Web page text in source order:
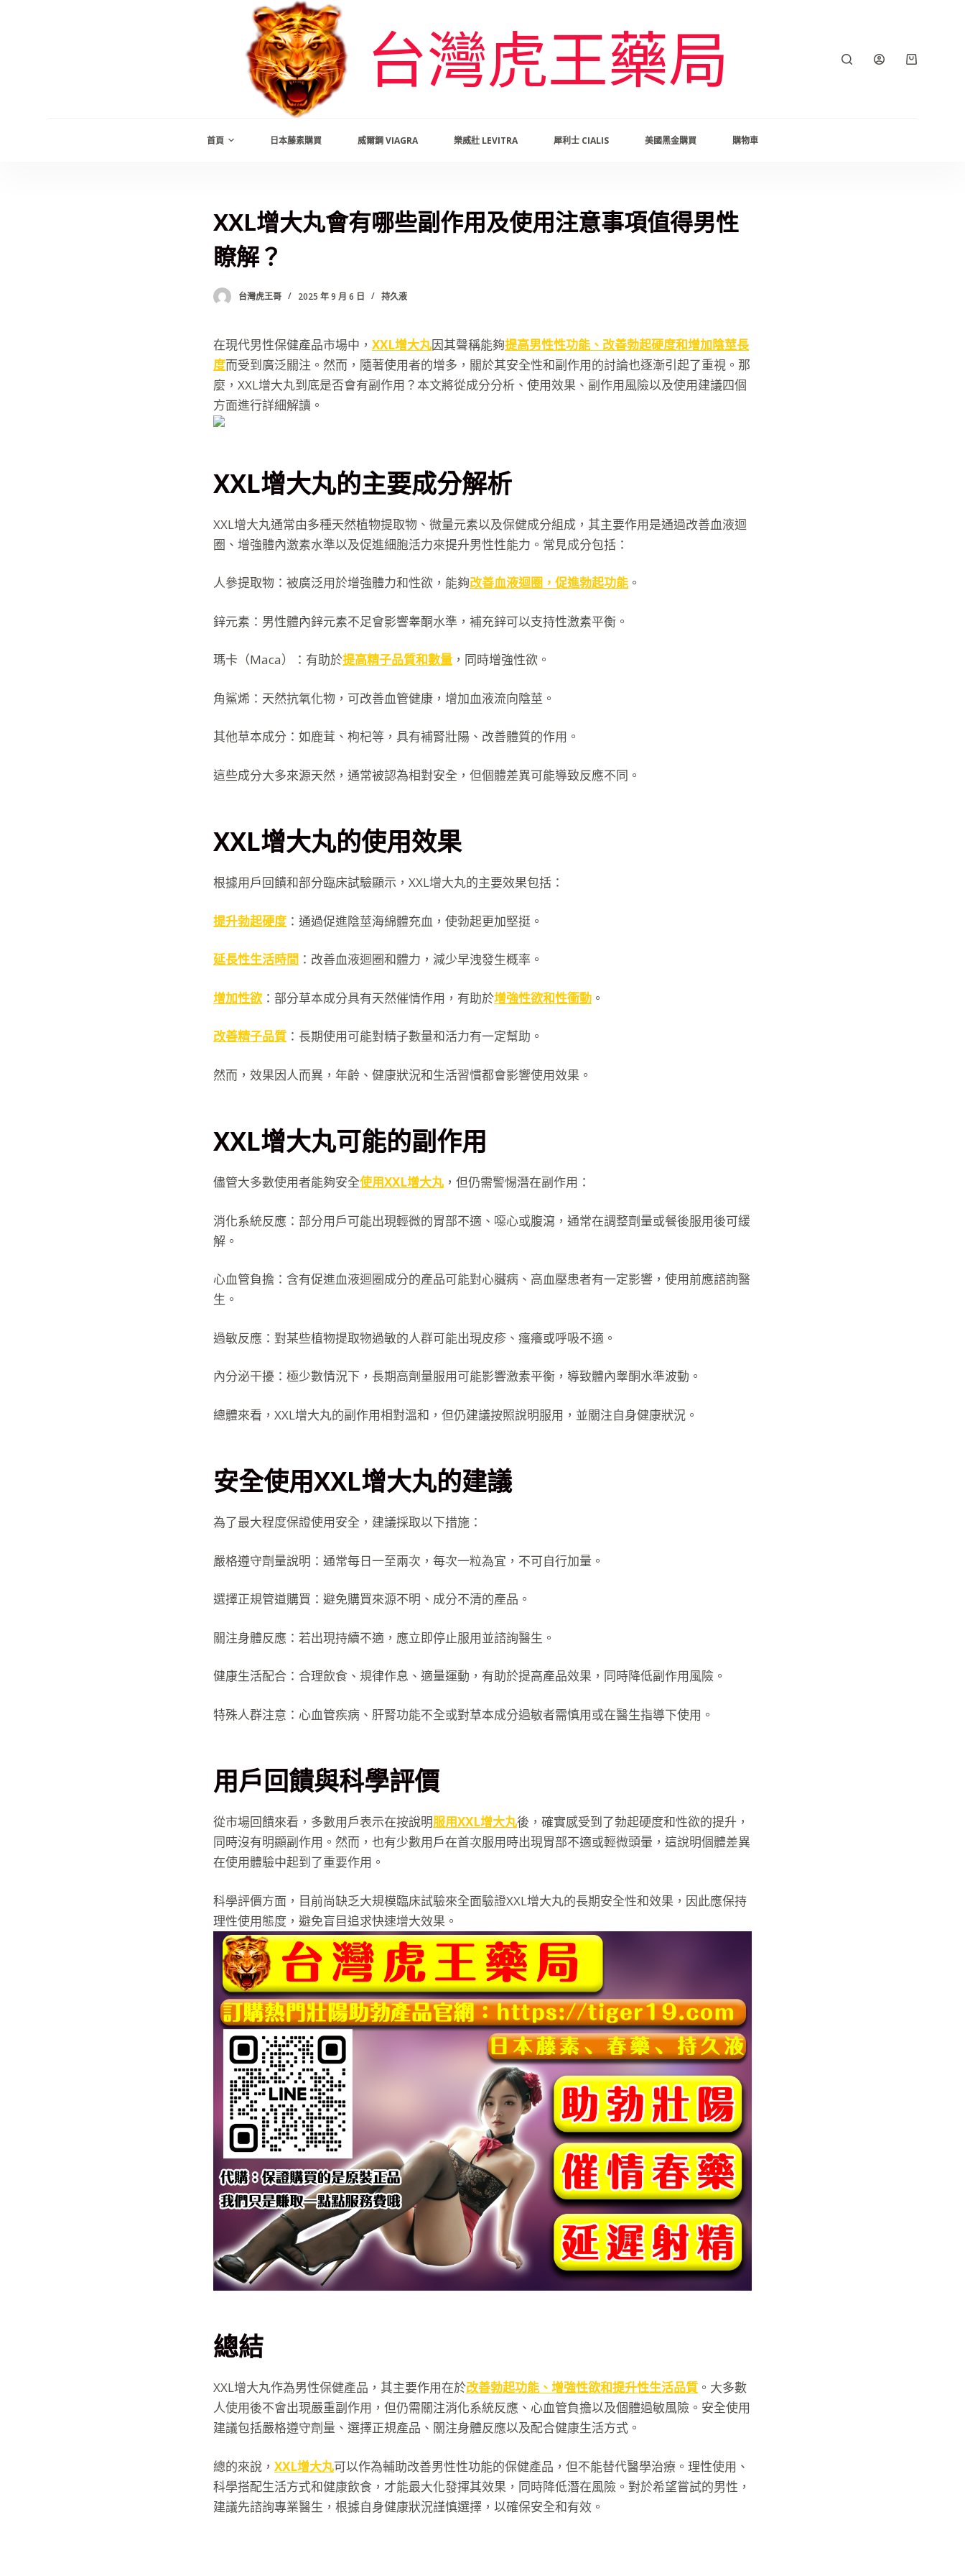
台灣虎王藥局
首頁 日本藤素購買 威爾鋼 VIAGRA 樂威壯 LEVITRA 犀利士 CIALIS 美國黑金購買 購物車
XXL增大丸會有哪些副作用及使用注意事項值得男性
瞭解？
台灣虎王哥 2025 年 9 月 6 日 持久液
在現代男性保健產品市場中， XXL增大丸因其聲稱能夠提高男性性功能、改善勃起硬度和增加陰莖長
度而受到廣泛關注。然而，隨著使用者的增多，關於其安全性和副作用的討論也逐漸引起了重視。那
麼，XXL增大丸到底是否會有副作用？本文將從成分分析、使用效果、副作用風險以及使用建議四個
方面進行詳細解讀。
XXL增大丸的主要成分解析
XXL增大丸通常由多種天然植物提取物、微量元素以及保健成分組成，其主要作用是通過改善血液迴
圈、增強體內激素水準以及促進細胞活力來提升男性性能力。常見成分包括：
人參提取物：被廣泛用於增強體力和性欲，能夠改善血液迴圈，促進勃起功能 。
鋅元素：男性體內鋅元素不足會影響睾酮水準，補充鋅可以支持性激素平衡。
瑪卡（Maca）：有助於提高精子品質和數量 ，同時增強性欲。
角鯊烯：天然抗氧化物，可改善血管健康，增加血液流向陰莖。
其他草本成分：如鹿茸、枸杞等，具有補腎壯陽、改善體質的作用。
這些成分大多來源天然，通常被認為相對安全，但個體差異可能導致反應不同。
XXL增大丸的使用效果
根據用戶回饋和部分臨床試驗顯示，XXL增大丸的主要效果包括：
提升勃起硬度 ：通過促進陰莖海綿體充血，使勃起更加堅挺。
延長性生活時間 ：改善血液迴圈和體力，減少早洩發生概率。
增加性欲 ：部分草本成分具有天然催情作用，有助於增強性欲和性衝動 。
改善精子品質 ：長期使用可能對精子數量和活力有一定幫助。
然而，效果因人而異，年齡、健康狀況和生活習慣都會影響使用效果。
XXL增大丸可能的副作用
儘管大多數使用者能夠安全使用XXL增大丸 ，但仍需警惕潛在副作用：
消化系統反應：部分用戶可能出現輕微的胃部不適、噁心或腹瀉，通常在調整劑量或餐後服用後可緩
解。
心血管負擔：含有促進血液迴圈成分的產品可能對心臟病、高血壓患者有一定影響，使用前應諮詢醫
生。
過敏反應：對某些植物提取物過敏的人群可能出現皮疹、瘙癢或呼吸不適。
內分泌干擾：極少數情況下，長期高劑量服用可能影響激素平衡，導致體內睾酮水準波動。
總體來看，XXL增大丸的副作用相對溫和，但仍建議按照說明服用，並關注自身健康狀況。
安全使用XXL增大丸的建議
為了最大程度保證使用安全，建議採取以下措施：
嚴格遵守劑量說明：通常每日一至兩次，每次一粒為宜，不可自行加量。
選擇正規管道購買：避免購買來源不明、成分不清的產品。
關注身體反應：若出現持續不適，應立即停止服用並諮詢醫生。
健康生活配合：合理飲食、規律作息、適量運動，有助於提高產品效果，同時降低副作用風險。
特殊人群注意：心血管疾病、肝腎功能不全或對草本成分過敏者需慎用或在醫生指導下使用。
用戶回饋與科學評價
從市場回饋來看，多數用戶表示在按說明服用XXL增大丸後，確實感受到了勃起硬度和性欲的提升，
同時沒有明顯副作用。然而，也有少數用戶在首次服用時出現胃部不適或輕微頭暈，這說明個體差異
在使用體驗中起到了重要作用。
科學評價方面，目前尚缺乏大規模臨床試驗來全面驗證XXL增大丸的長期安全性和效果，因此應保持
理性使用態度，避免盲目追求快速增大效果。
總結
XXL增大丸作為男性保健產品，其主要作用在於改善勃起功能、增強性欲和提升性生活品質 。大多數
人使用後不會出現嚴重副作用，但仍需關注消化系統反應、心血管負擔以及個體過敏風險。安全使用
建議包括嚴格遵守劑量、選擇正規產品、關注身體反應以及配合健康生活方式。
總的來說， XXL增大丸可以作為輔助改善男性性功能的保健產品，但不能替代醫學治療。理性使用、
科學搭配生活方式和健康飲食，才能最大化發揮其效果，同時降低潛在風險。對於希望嘗試的男性，
建議先諮詢專業醫生，根據自身健康狀況謹慎選擇，以確保安全和有效。